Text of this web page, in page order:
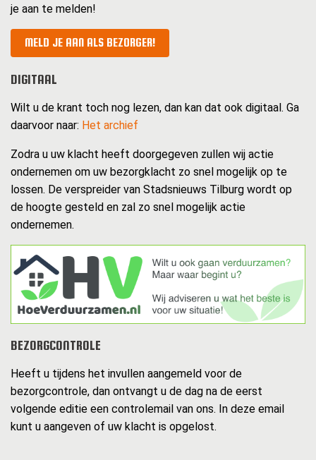
je aan te melden!
MELD JE AAN ALS BEZORGER!
DIGITAAL
Wilt u de krant toch nog lezen, dan kan dat ook digitaal. Ga
daarvoor naar: Het archief
Zodra u uw klacht heeft doorgegeven zullen wij actie
ondernemen om uw bezorgklacht zo snel mogelijk op te
lossen. De verspreider van Stadsnieuws Tilburg wordt op
de hoogte gesteld en zal zo snel mogelijk actie
ondernemen.
BEZORGCONTROLE
Heeft u tijdens het invullen aangemeld voor de
bezorgcontrole, dan ontvangt u de dag na de eerst
volgende editie een controlemail van ons. In deze email
kunt u aangeven of uw klacht is opgelost.